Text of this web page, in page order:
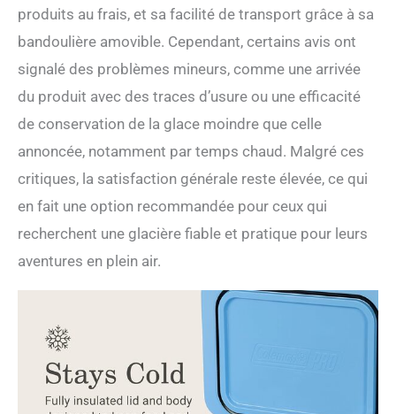
produits au frais, et sa facilité de transport grâce à sa
bandoulière amovible. Cependant, certains avis ont
signalé des problèmes mineurs, comme une arrivée
du produit avec des traces d’usure ou une efficacité
de conservation de la glace moindre que celle
annoncée, notamment par temps chaud. Malgré ces
critiques, la satisfaction générale reste élevée, ce qui
en fait une option recommandée pour ceux qui
recherchent une glacière fiable et pratique pour leurs
aventures en plein air.